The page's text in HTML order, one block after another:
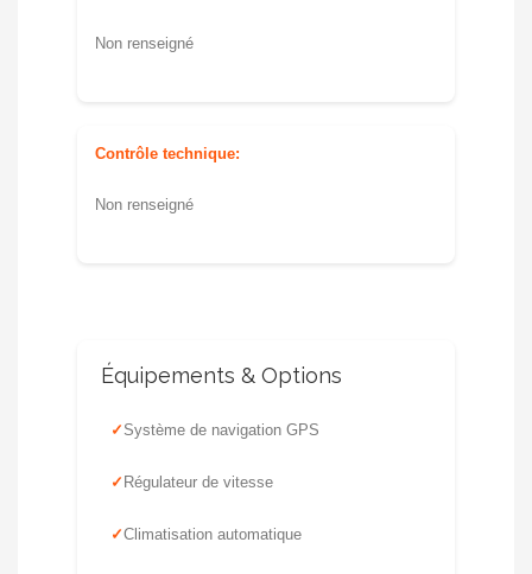
Non renseigné
Contrôle technique:
Non renseigné
Équipements & Options
Système de navigation GPS
Régulateur de vitesse
Climatisation automatique